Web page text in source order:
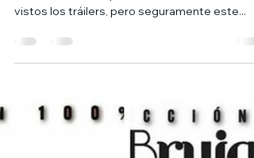
King y Gabriel H. Walta